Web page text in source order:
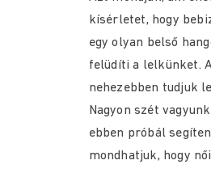
kísérletet, hogy
egy olyan belső
felüdíti a lelkünket.
nehezebben tudjuk
Nagyon szét
ebben próbál
mondhatjuk, hogy